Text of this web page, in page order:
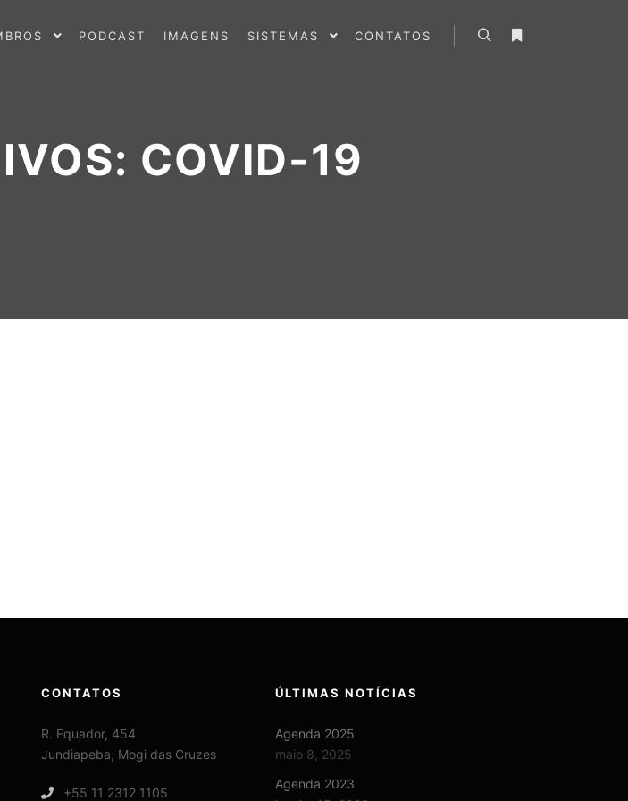
PODCAST IMAGENS SISTEMAS CONTATOS
COVID-19
CONTATOS
R. Equador, 454
Jundiapeba, Mogi das Cruzes
+55 11 2312 1105
ÚLTIMAS NOTÍCIAS
Agenda 2025
maio 8, 2025
Agenda 2023